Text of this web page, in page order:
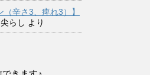
辛さ3、痺れ3）】
尖らし より